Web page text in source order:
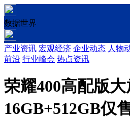
数据世界
产业资讯 宏观经济 企业动态 人物
前沿 行业峰会 热点资讯
荣耀400高配版大
16GB+512GB仅